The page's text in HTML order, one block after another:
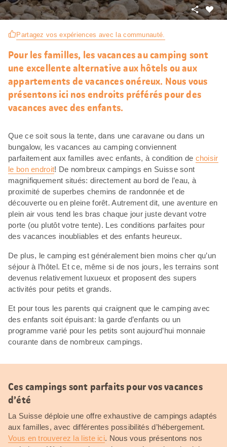
Partagez vos expériences avec la communauté.
Partager
Pour les familles, les vacances au camping sont
une excellente alternative aux hôtels ou aux
appartements de vacances onéreux. Nous vous
présentons ici nos endroits préférés pour des
vacances avec des enfants.
Que ce soit sous la tente, dans une caravane ou dans un
bungalow, les vacances au camping conviennent
parfaitement aux familles avec enfants, à condition de choisir
le bon endroit! De nombreux campings en Suisse sont
magnifiquement situés: directement au bord de l’eau, à
proximité de superbes chemins de randonnée et de
découverte ou en pleine forêt. Autrement dit, une aventure en
plein air vous tend les bras chaque jour juste devant votre
porte (ou plutôt votre tente). Les conditions parfaites pour
des vacances inoubliables et des enfants heureux.
De plus, le camping est généralement bien moins cher qu’un
séjour à l’hôtel. Et ce, même si de nos jours, les terrains sont
devenus relativement luxueux et proposent des supers
activités pour petits et grands.
Et pour tous les parents qui craignent que le camping avec
des enfants soit épuisant: la garde d’enfants ou un
programme varié pour les petits sont aujourd’hui monnaie
courante dans de nombreux campings.
Ces campings sont parfaits pour vos vacances
d’été
La Suisse déploie une offre exhaustive de campings adaptés
aux familles, avec différentes possibilités d’hébergement.
Vous en trouverez la liste ici. Nous vous présentons nos